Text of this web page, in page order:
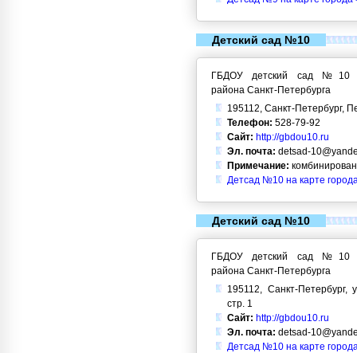
Детский сад №10
ГБДОУ детский сад №10
района Санкт-Петербурга
195112, Санкт-Петербург,
Телефон: 528-79-92
Сайт: http://gbdou10.ru
Эл. почта: detsad-
Примечание:
Детсад №10 на карте
Детский сад №10
ГБДОУ детский сад №10
района Санкт-Петербурга
195112, Санкт-Петербург,
стр. 1
Сайт: http://gbdou10.ru
Эл. почта: detsad-
Детсад №10 на карте